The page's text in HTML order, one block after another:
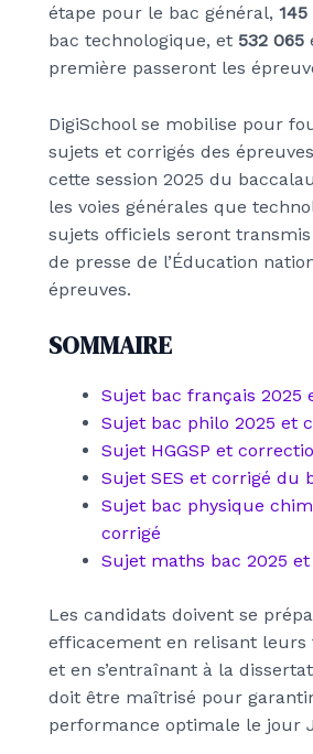
étape pour le bac général, 145
bac technologique, et 532 065
première passeront les
DigiSchool se mobilise pour
sujets et corrigés des
cette session 2025 du
les voies générales que
sujets officiels seront
de presse de l’Éducation
épreuves.
SOMMAIRE
Sujet bac français 2025
Sujet bac philo 2025 et
Sujet HGGSP et
Sujet SES et corrigé du
Sujet bac physique
corrigé
Sujet maths bac 2025
Les candidats doivent se
efficacement en relisant leurs
et en s’entraînant à la
doit être maîtrisé pour
performance optimale le jour